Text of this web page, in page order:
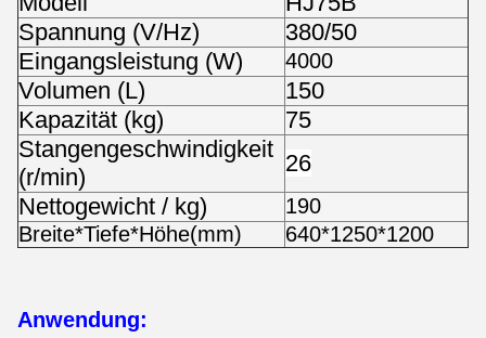
Spannung (V/Hz)
380/50
Eingangsleistung (W)
4000
Volumen (L)
150
Kapazität (kg)
75
Stangengeschwindigkeit
(r/min)
26
Nettogewicht / kg)
190
Breite*Tiefe*Höhe(mm)
640*1250*1200
Anwendung: